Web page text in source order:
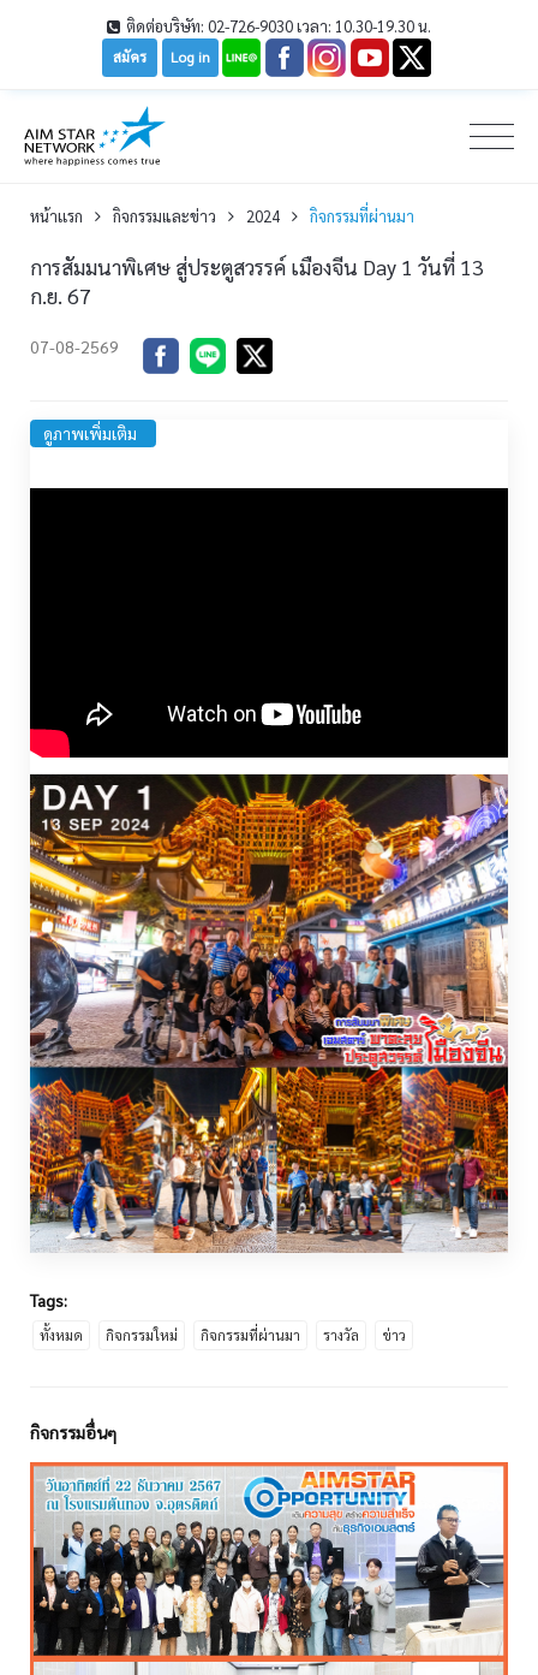
ติดต่อบริษัท: 02-726-9030 เวลา: 10.30-19.30 น.
Log in
สมัคร
หน้าเเรก กิจกรรมและข่าว 2024 กิจกรรมที่ผ่านมา
การสัมมนาพิเศษ สู่ประตูสวรรค์ เมืองจีน Day 1 วันที่ 13
ก.ย. 67
07-08-2569
ดูภาพเพิ่มเติม
Tags:
ทั้งหมด กิจกรรมใหม่ กิจกรรมที่ผ่านมา รางวัล ข่าว
กิจกรรมอื่นๆ